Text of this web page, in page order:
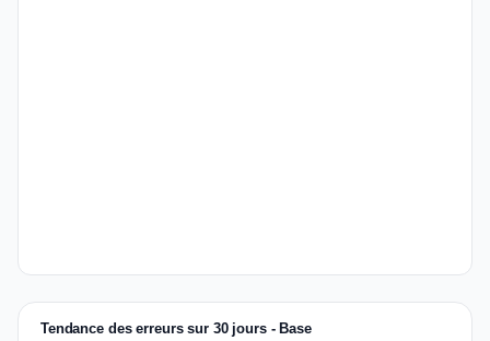
Tendance des erreurs sur 30 jours - Base